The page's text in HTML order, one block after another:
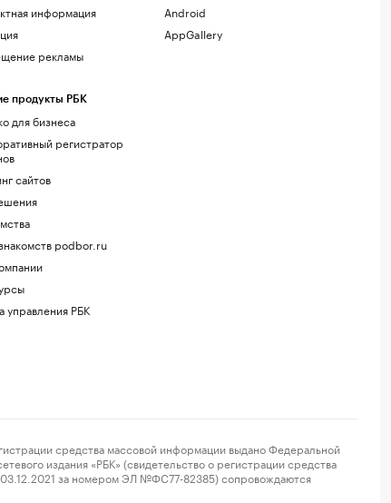
информация
рекламы
продукты РБК
для бизнеса
регистратор
сайтов
podbor.ru
управления РБК
Android
AppGallery
средства массовой информации выдано Федеральной
издания «РБК» (свидетельство о регистрации средства
за номером ЭЛ №ФС77-82385) сопровождаются